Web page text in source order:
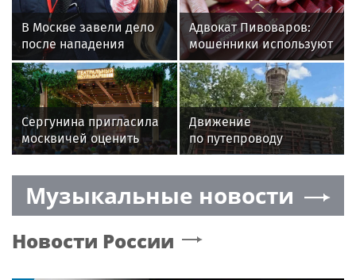
В Москве завели дело
после нападения
пассажирки
на контролера автобуса
Адвокат Пивоваров:
мошенники используют
фейковые вакансии
для кражи паспортных
данных
Сергунина пригласила
москвичей оценить
летние площадки на
Движение
по путепроводу
на Октябрьском
Музыкальные новости
Новости России